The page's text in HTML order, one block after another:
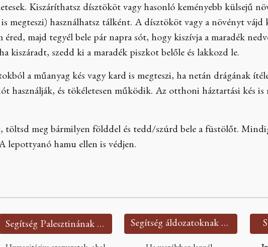
Kiszáríthatsz dísztököt vagy hasonló keményebb külsejű
megteszi) használhatsz tálként. A dísztököt vagy a növényt vájd
éred, majd tegyél bele pár napra sót, hogy kiszívja a maradék
kiszáradt, szedd ki a maradék piszkot belőle és lakkozd le.
a műanyag kés vagy kard is megteszi, ha netán drágának
használják, és tökéletesen működik. Az otthoni háztartási kés is
töltsd meg bármilyen földdel és tedd/szúrd bele a füstölőt.
lepottyanó hamu ellen is védjen.
Segítség Palesztinának 🇵🇸 Segítség áldozatoknak 🫂